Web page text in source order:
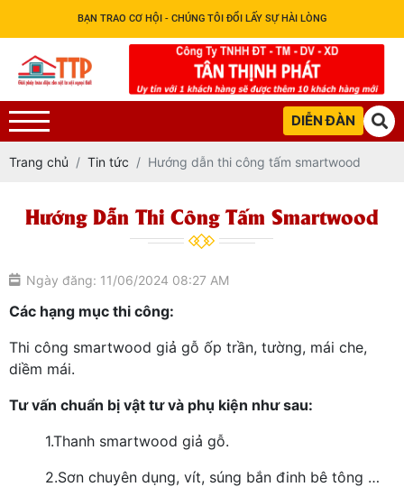
BẠN TRAO CƠ HỘI - CHÚNG TÔI ĐỔI LẤY SỰ HÀI LÒNG
DIỄN ĐÀN
Trang chủ Tin tức Hướng dẫn thi công tấm smartwood
Hướng Dẫn Thi Công Tấm Smartwood
Ngày đăng: 11/06/2024 08:27 AM
Các hạng mục thi công:
Thi công smartwood giả gỗ ốp trần, tường, mái che,
diềm mái.
Tư vấn chuẩn bị vật tư và phụ kiện như sau:
1.Thanh smartwood giả gỗ.
2.Sơn chuyên dụng, vít, súng bắn đinh bê tông …